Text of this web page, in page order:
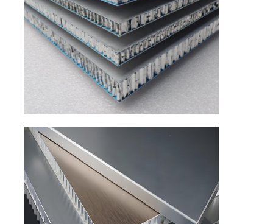
Huis
Producten
Fabriekstour
Kwaliteitscontrole
Neem contact met ons op